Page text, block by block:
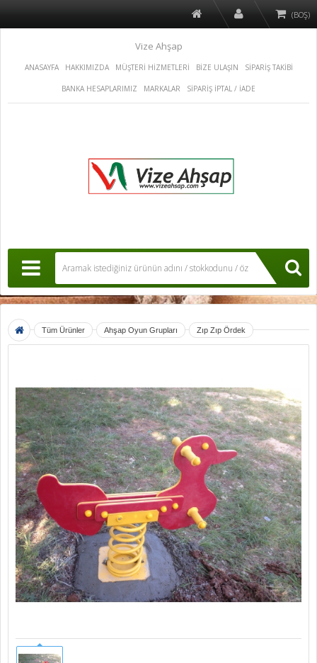
(BOŞ)
Vize Ahşap
ANASAYFA HAKKIMIZDA MÜŞTERİ HİZMETLERİ BİZE ULAŞIN SİPARİŞ TAKİBİ
BANKA HESAPLARIMIZ MARKALAR SİPARİŞ İPTAL / İADE
Tüm Ürünler Ahşap Oyun Grupları Zıp Zıp Ördek